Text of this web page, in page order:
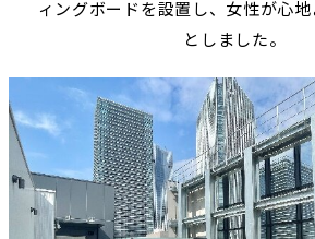
ィングボードを設置し、女性が心
としました。